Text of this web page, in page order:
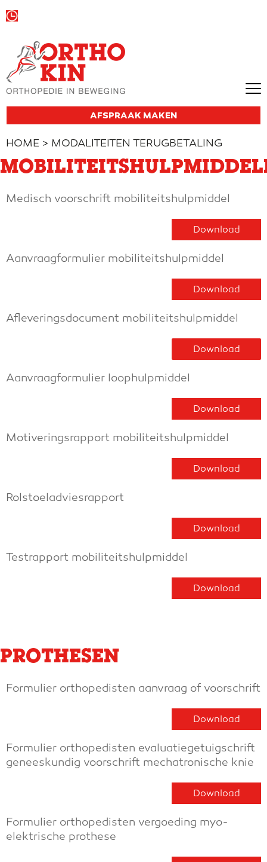
AFSPRAAK MAKEN
HOME > MODALITEITEN TERUGBETALING
Medisch voorschrift mobiliteitshulpmiddel
Download
Aanvraagformulier mobiliteitshulpmiddel
Download
Afleveringsdocument mobiliteitshulpmiddel
Download
Aanvraagformulier loophulpmiddel
Download
Motiveringsrapport mobiliteitshulpmiddel
Download
Rolstoeladviesrapport
Download
Testrapport mobiliteitshulpmiddel
Download
PROTHESEN
Formulier orthopedisten aanvraag of voorschrift
Download
Formulier orthopedisten evaluatiegetuigschrift
geneeskundig voorschrift mechatronische knie
Download
Formulier orthopedisten vergoeding myo-
elektrische prothese